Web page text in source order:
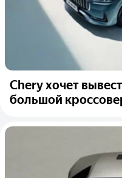
Chery хочет
большой